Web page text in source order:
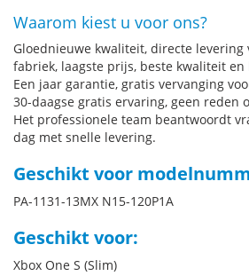
Waarom kiest u voor ons?
Gloednieuwe kwaliteit, directe levering
fabriek, laagste prijs, beste kwaliteit
Een jaar garantie, gratis vervanging
30-daagse gratis ervaring, geen reden
Het professionele team beantwoordt
dag met snelle levering.
Geschikt voor
PA-1131-13MX N15-120P1A
Geschikt voor:
Xbox One S (Slim)